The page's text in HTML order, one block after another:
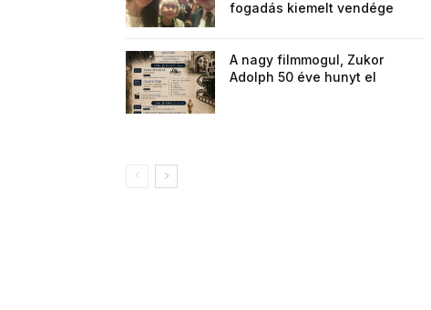
fogadás kiemelt vendége
A nagy filmmogul, Zukor
Adolph 50 éve hunyt el